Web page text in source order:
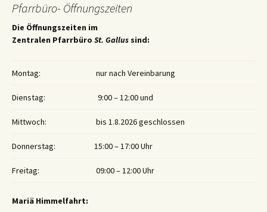
Pfarrbüro- Öffnungszeiten
Die Öffnungszeiten im
Zentralen Pfarrbüro St. Gallus sind:
Montag: nur nach Vereinbarung
Dienstag: 9:00 – 12:00 und
Mittwoch: bis 1.8.2026 geschlossen
Donnerstag: 15:00 – 17:00 Uhr
Freitag: 09:00 – 12:00 Uhr
Mariä Himmelfahrt: